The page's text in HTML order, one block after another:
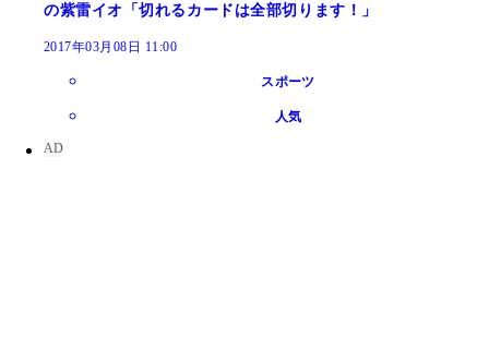
の紫雷イオ「切れるカードは全部切ります！」
2017年03月08日 11:00
スポーツ
人気